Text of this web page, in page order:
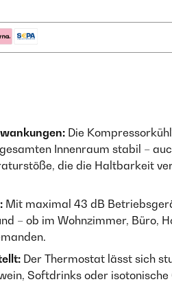
Die
Innenraum stabil –
die die Haltbarkeit
Mit maximal 43 dB
– ob im Wohnzimmer, Büro,
Der Thermostat lässt sich
Softdrinks oder